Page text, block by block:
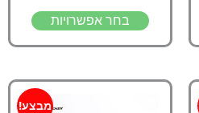
בחר אפשרויות
מבצע!